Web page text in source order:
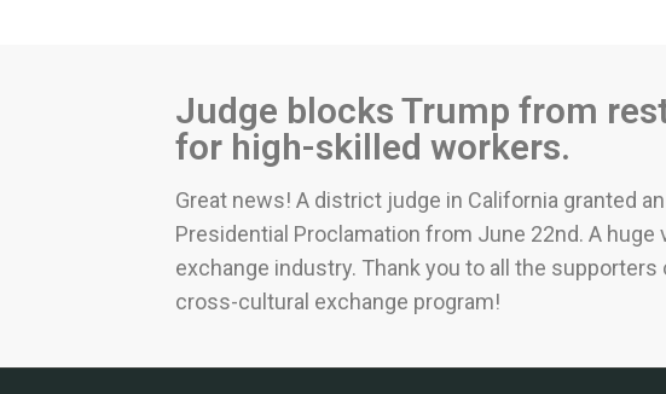
Judge blocks Trump from
for high-skilled workers.
Great news! A district judge in California granted
Presidential Proclamation from June 22nd. A huge
exchange industry. Thank you to all the
cross-cultural exchange program!